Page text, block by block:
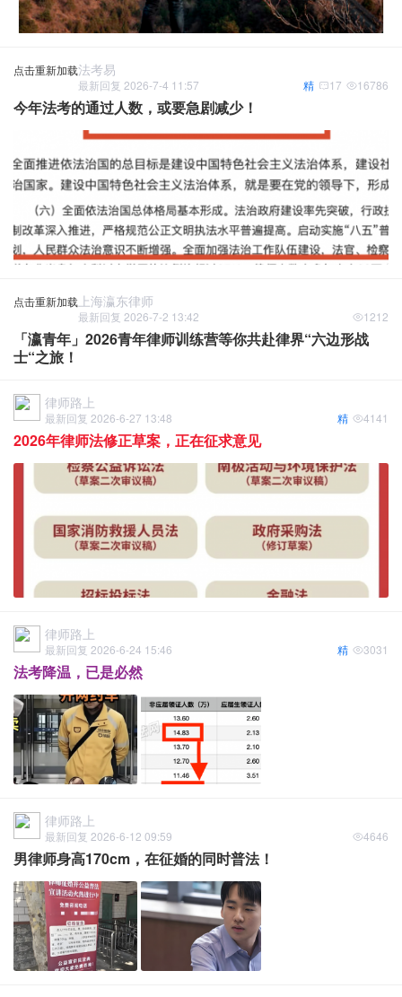
点击重新加载法考易
最新回复 2026-7-4 11:57 16786
17
精
今年法考的通过人数，或要急剧减少！
点击重新加载 上海瀛东律师
最新回复 2026-7-2 13:42 1212
「瀛青年」2026青年律师训练营等你共赴律界“六边形战
士“之旅！
律师路上
最新回复 2026-6-27 13:48 4141
精
2026年律师法修正草案，正在征求意见
律师路上
最新回复 2026-6-24 15:46 3031
精
法考降温，已是必然
律师路上
最新回复 2026-6-12 09:59 4646
男律师身高170cm，在征婚的同时普法！